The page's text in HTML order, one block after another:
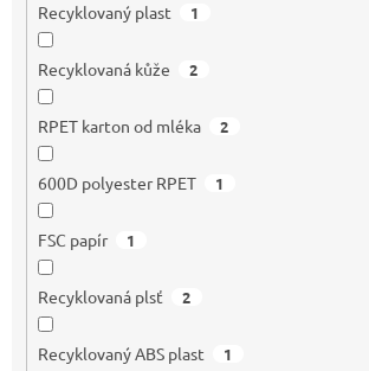
Recyklovaný plast 1
Recyklovaná kůže 2
RPET karton od mléka 2
600D polyester RPET 1
FSC papír 1
Recyklovaná plsť 2
Recyklovaný ABS plast 1